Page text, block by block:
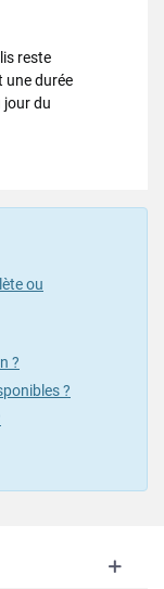
reste
une durée
jour du
ou
?
?